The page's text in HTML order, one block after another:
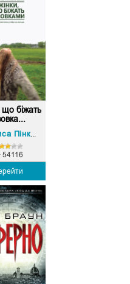
біжать
Клариса Пінкола Естес
54116